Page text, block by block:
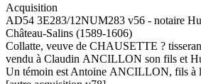
Acquisition
AD54 3E283/12NUM283 v56 - notaire
Château-Salins (1589-1606)
Collatte, veuve de CHAUSETTE ?
vendu à Claudin ANCILLON son fils et
Un témoin est Antoine ANCILLON, fils à